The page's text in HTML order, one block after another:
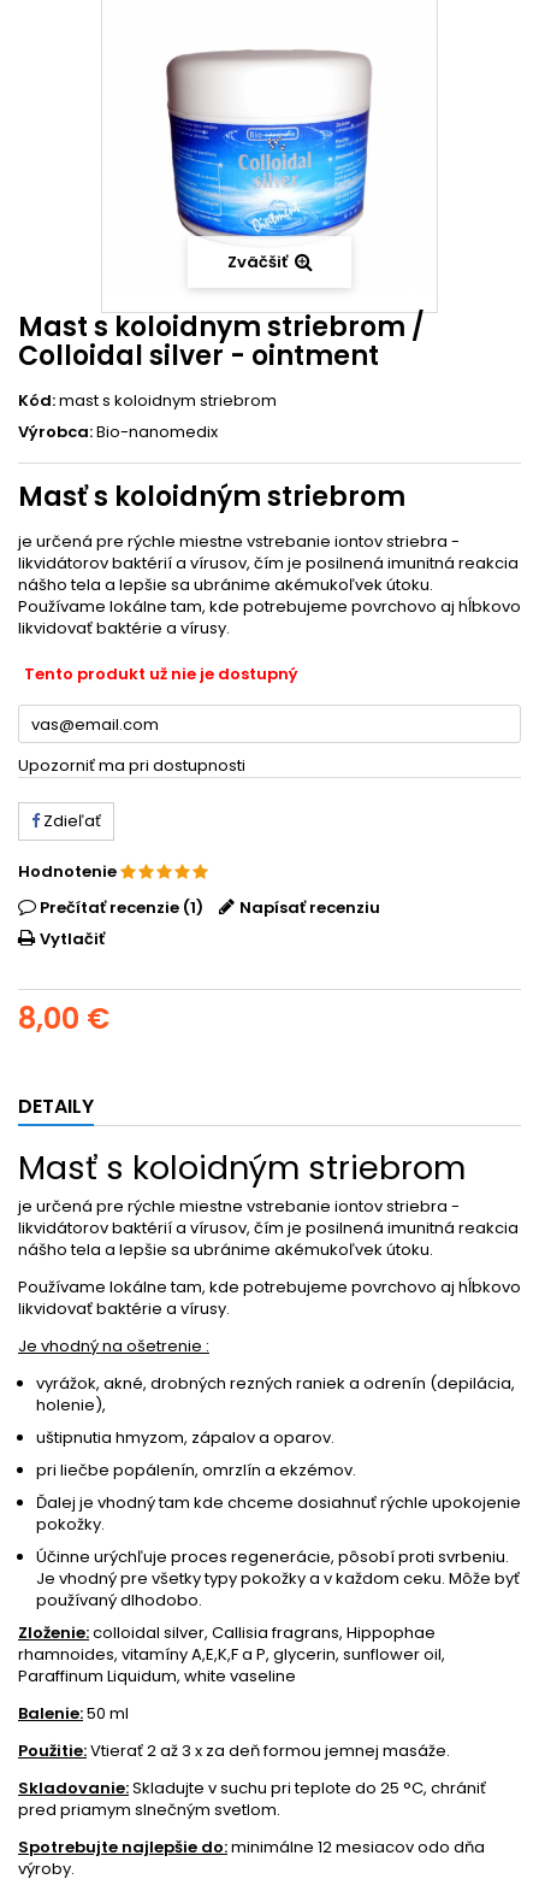
Zväčšiť
Mast s koloidnym striebrom /
Colloidal silver - ointment
Kód:mast s koloidnym striebrom
Výrobca:Bio-nanomedix
Masť s koloidným striebrom
je určená pre rýchle miestne vstrebanie iontov striebra -
likvidátorov baktérií a vírusov, čím je posilnená imunitná reakcia
nášho tela a lepšie sa ubránime akémukoľvek útoku.
Používame lokálne tam, kde potrebujeme povrchovo aj hĺbkovo
likvidovať baktérie a vírusy.
Tento produkt už nie je dostupný
Upozorniť ma pri dostupnosti
Zdieľať
Hodnotenie
Prečítať recenzie (1)
Napísať recenziu
Vytlačiť
8,00 €
DETAILY
Masť s koloidným striebrom
je určená pre rýchle miestne vstrebanie iontov striebra -
likvidátorov baktérií a vírusov, čím je posilnená imunitná reakcia
nášho tela a lepšie sa ubránime akémukoľvek útoku.
Používame lokálne tam, kde potrebujeme povrchovo aj hĺbkovo
likvidovať baktérie a vírusy.
Je vhodný na ošetrenie :
vyrážok, akné, drobných rezných raniek a odrenín (depilácia,
holenie),
uštipnutia hmyzom, zápalov a oparov.
pri liečbe popálenín, omrzlín a ekzémov.
Ďalej je vhodný tam kde chceme dosiahnuť rýchle upokojenie
pokožky.
Účinne urýchľuje proces regenerácie, pôsobí proti svrbeniu.
Je vhodný pre všetky typy pokožky a v každom ceku. Môže byť
používaný dlhodobo.
Zloženie:colloidal silver, Callisia fragrans, Hippophae
rhamnoides, vitamíny A,E,K,F a P, glycerin, sunflower oil,
Paraffinum Liquidum, white vaseline
Balenie:50 ml
Použitie:Vtierať 2 až 3 x za deň formou jemnej masáže.
Skladovanie:Skladujte v suchu pri teplote do 25 °C, chrániť
pred priamym slnečným svetlom.
Spotrebujte najlepšie do:minimálne 12 mesiacov odo dňa
výroby.